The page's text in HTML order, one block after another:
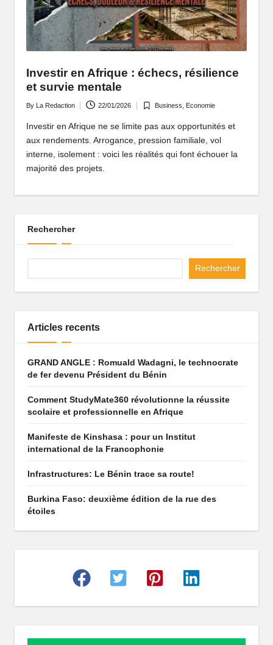
P
o
rt
ai
A
fr
q
ai
Investir en Afrique : échecs, résilience
et survie mentale
Posted
by
By La Redaction 22/01/2026
Posted
Business Economie
Investir en Afrique ne se limite pas aux opportunités et
aux rendements. Arrogance, pression familiale, vol
interne, isolement : voici les réalités qui font échouer la
majorité des projets.
Rechercher
Rechercher
Articles recents
GRAND ANGLE : Romuald Wadagni, le technocrate
de fer devenu Président du Bénin
Comment StudyMate360 révolutionne la réussite
scolaire et professionnelle en Afrique
Manifeste de Kinshasa : pour un Institut
international de la Francophonie
Infrastructures: Le Bénin trace sa route!
Burkina Faso: deuxième édition de la rue des
étoiles